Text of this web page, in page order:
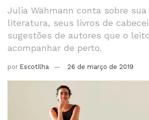
Julia Wähmann conta sobre
literatura, seus livros de
sugestões de autores que o
acompanhar de perto.
por Escotilha 26 de março de 2019